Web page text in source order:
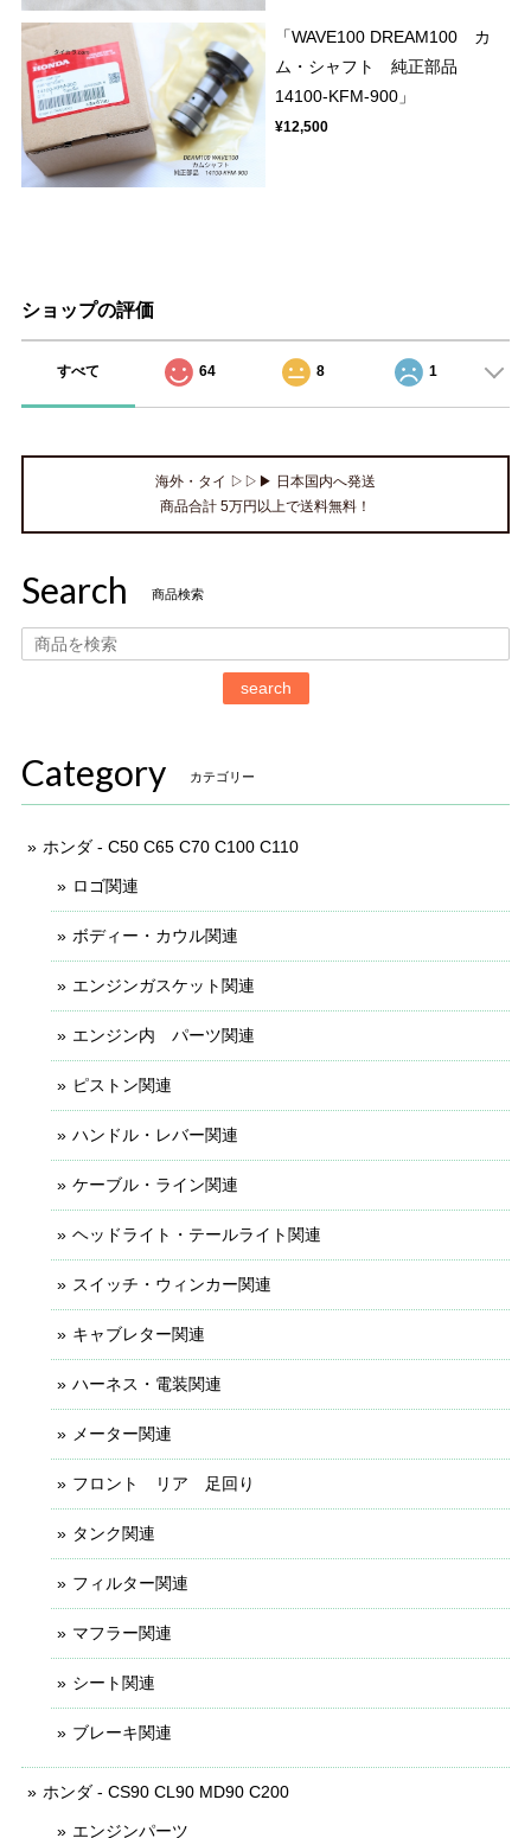
「WAVE100 DREAM100 カ
ム・シャフト 純正部品
14100-KFM-900」
¥12,500
ショップの評価
すべて 64 8 1
海外・タイ ▷▷▶ 日本国内へ発送
商品合計 5万円以上で送料無料！
Search 商品検索
search
Category カテゴリー
ホンダ - C50 C65 C70 C100 C110
ロゴ関連
ボディー・カウル関連
エンジンガスケット関連
エンジン内 パーツ関連
ピストン関連
ハンドル・レバー関連
ケーブル・ライン関連
ヘッドライト・テールライト関連
スイッチ・ウィンカー関連
キャブレター関連
ハーネス・電装関連
メーター関連
フロント リア 足回り
タンク関連
フィルター関連
マフラー関連
シート関連
ブレーキ関連
ホンダ - CS90 CL90 MD90 C200
エンジンパーツ